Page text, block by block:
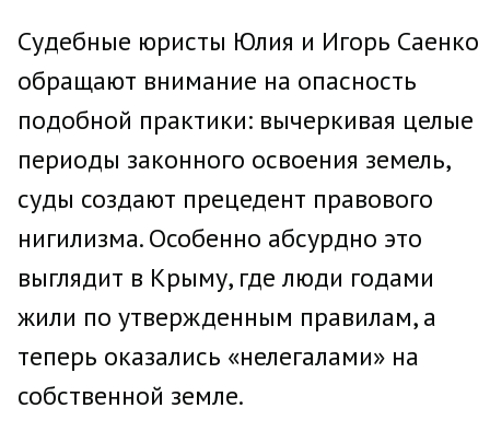
Судебные юристы Юлия и Игорь Саенко
обращают внимание на опасность
подобной практики: вычеркивая целые
периоды законного освоения земель,
суды создают прецедент правового
нигилизма. Особенно абсурдно это
выглядит в Крыму, где люди годами
жили по утвержденным правилам, а
теперь оказались «нелегалами» на
собственной земле.